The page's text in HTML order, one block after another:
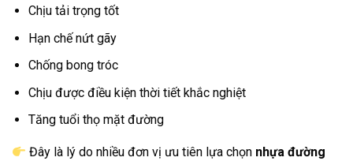
Chịu tải trọng tốt
Hạn chế nứt gãy
Chống bong tróc
Chịu được điều kiện thời tiết khắc nghiệt
Tăng tuổi thọ mặt đường
Đây là lý do nhiều đơn vị ưu tiên lựa chọn nhựa đường